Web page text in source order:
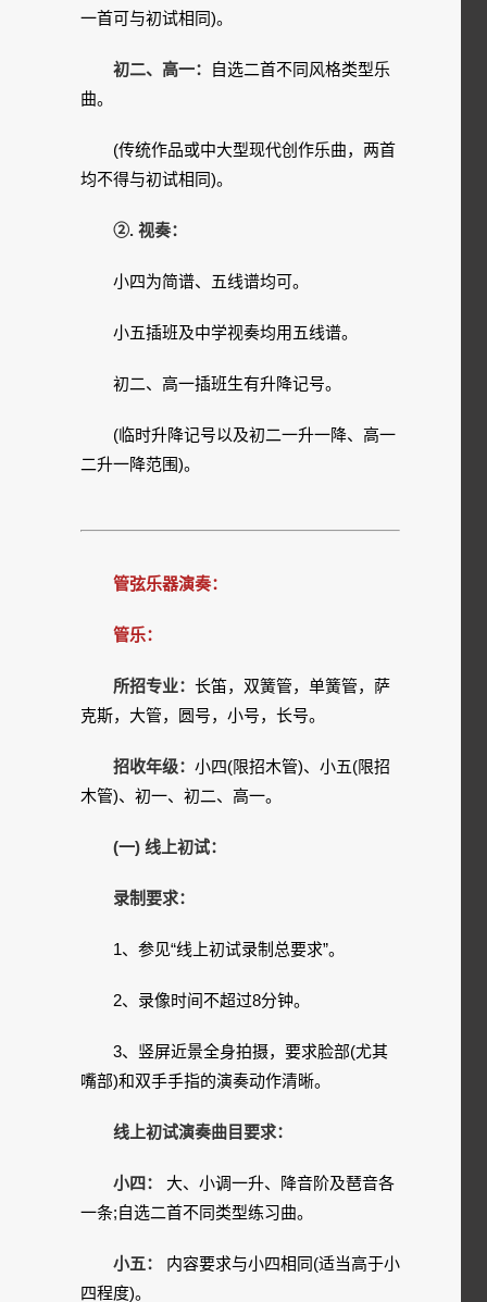
一首可与初试相同)。
初二、高一：
自选二首不同风格类型乐
曲。
(传统作品或中大型现代创作乐曲，两首
均不得与初试相同)。
②. 视奏：
小四为简谱、五线谱均可。
小五插班及中学视奏均用五线谱。
初二、高一插班生有升降记号。
(临时升降记号以及初二一升一降、高一
二升一降范围)。
管弦乐器演奏：
管乐：
所招专业： 长笛，双簧管，单簧管，萨
克斯，大管，圆号，小号，长号。
招收年级： 小四(限招木管)、小五(限招
木管)、初一、初二、高一。
(一) 线上初试：
录制要求：
1、参见“线上初试录制总要求”。
2、录像时间不超过8分钟。
3、竖屏近景全身拍摄，要求脸部(尤其
嘴部)和双手手指的演奏动作清晰。
线上初试演奏曲目要求：
小四：
大、小调一升、降音阶及琶音各
一条;自选二首不同类型练习曲。
小五：
内容要求与小四相同(适当高于小
四程度)。